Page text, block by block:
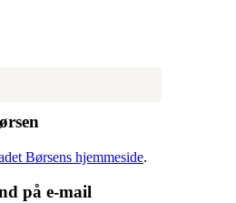
Børsens hjemmeside.
på e-mail